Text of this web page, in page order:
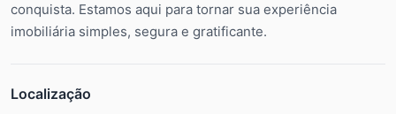
conquista. Estamos aqui para tornar sua experiência
imobiliária simples, segura e gratificante.
Localização